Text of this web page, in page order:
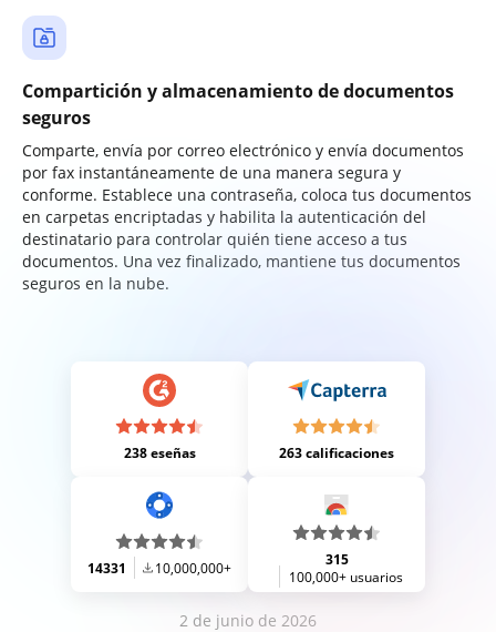
Compartición y almacenamiento de documentos
seguros
Comparte, envía por correo electrónico y envía documentos
por fax instantáneamente de una manera segura y
conforme. Establece una contraseña, coloca tus documentos
en carpetas encriptadas y habilita la autenticación del
destinatario para controlar quién tiene acceso a tus
documentos. Una vez finalizado, mantiene tus documentos
seguros en la nube.
238 eseñas 263 calificaciones
14331 10,000,000+
315
100,000+ usuarios
2 de junio de 2026